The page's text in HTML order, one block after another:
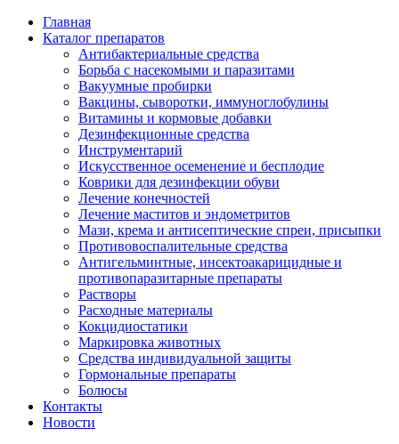
Главная
Каталог препаратов
Антибактериальные средства
Борьба с насекомыми и паразитами
Вакуумные пробирки
Вакцины, сыворотки, иммуноглобулины
Витамины и кормовые добавки
Дезинфекционные средства
Инструментарий
Искусственное осеменение и бесплодие
Коврики для дезинфекции обуви
Лечение конечностей
Лечение маститов и эндометритов
Мази, крема и антисептические спреи, присыпки
Противовоспалительные средства
Антигельминтные, инсектоакарицидные и
противопаразитарные препараты
Растворы
Расходные материалы
Кокцидиостатики
Маркировка животных
Средства индивидуальной защиты
Гормональные препараты
Болюсы
Контакты
Новости